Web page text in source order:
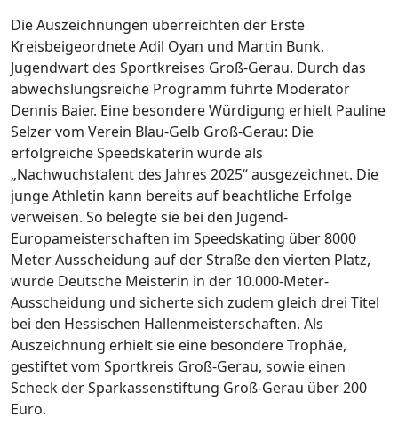
Die Auszeichnungen überreichten der Erste
Kreisbeigeordnete Adil Oyan und Martin Bunk,
Jugendwart des Sportkreises Groß-Gerau. Durch das
abwechslungsreiche Programm führte Moderator
Dennis Baier. Eine besondere Würdigung erhielt Pauline
Selzer vom Verein Blau-Gelb Groß-Gerau: Die
erfolgreiche Speedskaterin wurde als
„Nachwuchstalent des Jahres 2025“ ausgezeichnet. Die
junge Athletin kann bereits auf beachtliche Erfolge
verweisen. So belegte sie bei den Jugend-
Europameisterschaften im Speedskating über 8000
Meter Ausscheidung auf der Straße den vierten Platz,
wurde Deutsche Meisterin in der 10.000-Meter-
Ausscheidung und sicherte sich zudem gleich drei Titel
bei den Hessischen Hallenmeisterschaften. Als
Auszeichnung erhielt sie eine besondere Trophäe,
gestiftet vom Sportkreis Groß-Gerau, sowie einen
Scheck der Sparkassenstiftung Groß-Gerau über 200
Euro.